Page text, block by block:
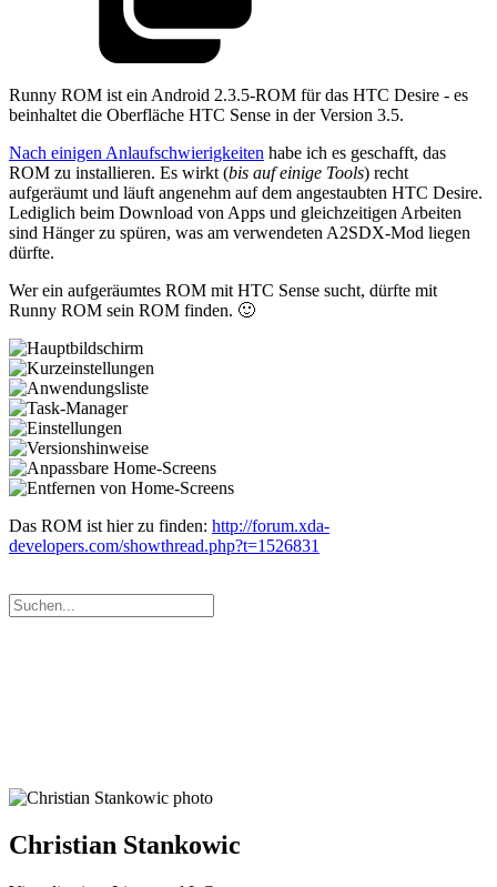
Runny ROM ist ein Android 2.3.5-ROM für das HTC Desire - es
beinhaltet die Oberfläche HTC Sense in der Version 3.5.
Nach einigen Anlaufschwierigkeiten habe ich es geschafft, das
ROM zu installieren. Es wirkt (bis auf einige Tools) recht
aufgeräumt und läuft angenehm auf dem angestaubten HTC Desire.
Lediglich beim Download von Apps und gleichzeitigen Arbeiten
sind Hänger zu spüren, was am verwendeten A2SDX-Mod liegen
dürfte.
Wer ein aufgeräumtes ROM mit HTC Sense sucht, dürfte mit
Runny ROM sein ROM finden. 🙂
Das ROM ist hier zu finden: http://forum.xda-
developers.com/showthread.php?t=1526831
Christian Stankowic